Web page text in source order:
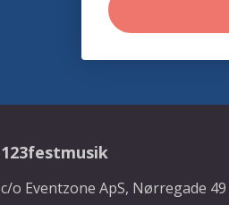
123festmusik
c/o Eventzone ApS, Nørregade 49